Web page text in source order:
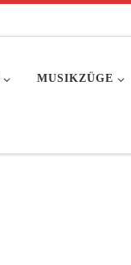
MUSIKZÜGE